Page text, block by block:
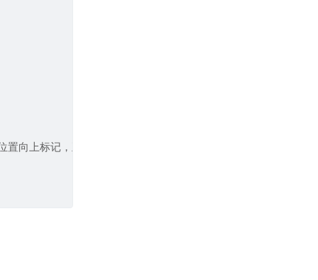
上标记，正数为位置向下标记